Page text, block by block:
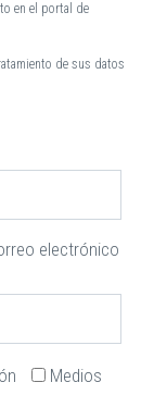
en el portal de
de sus datos
electrónico
Medios